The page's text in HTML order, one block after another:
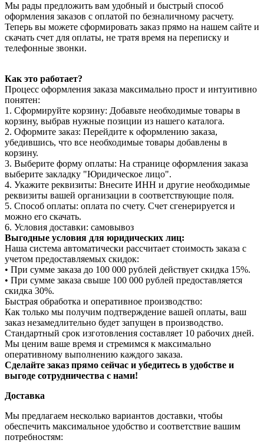
Мы рады предложить вам удобный и быстрый способ
оформления заказов с оплатой по безналичному расчету.
Теперь вы можете сформировать заказ прямо на нашем сайте и
скачать счет для оплаты, не тратя время на переписку и
телефонные звонки.
Как это работает?
Процесс оформления заказа максимально прост и интуитивно
понятен:
1. Сформируйте корзину: Добавьте необходимые товары в
корзину, выбрав нужные позиции из нашего каталога.
2. Оформите заказ: Перейдите к оформлению заказа,
убедившись, что все необходимые товары добавлены в
корзину.
3. Выберите форму оплаты: На странице оформления заказа
выберите закладку "Юридическое лицо".
4. Укажите реквизиты: Внесите ИНН и другие необходимые
реквизиты вашей организации в соответствующие поля.
5. Способ оплаты: оплата по счету. Счет сгенерируется и
можно его скачать.
6. Условия доставки: самовывоз
Выгодные условия для юридических лиц:
Наша система автоматически рассчитает стоимость заказа с
учетом предоставляемых скидок:
• При сумме заказа до 100 000 рублей действует скидка 15%.
• При сумме заказа свыше 100 000 рублей предоставляется
скидка 30%.
Быстрая обработка и оперативное производство:
Как только мы получим подтверждение вашей оплаты, ваш
заказ незамедлительно будет запущен в производство.
Стандартный срок изготовления составляет 10 рабочих дней.
Мы ценим ваше время и стремимся к максимально
оперативному выполнению каждого заказа.
Сделайте заказ прямо сейчас и убедитесь в удобстве и
выгоде сотрудничества с нами!
Доставка
Мы предлагаем несколько вариантов доставки, чтобы
обеспечить максимальное удобство и соответствие вашим
потребностям: